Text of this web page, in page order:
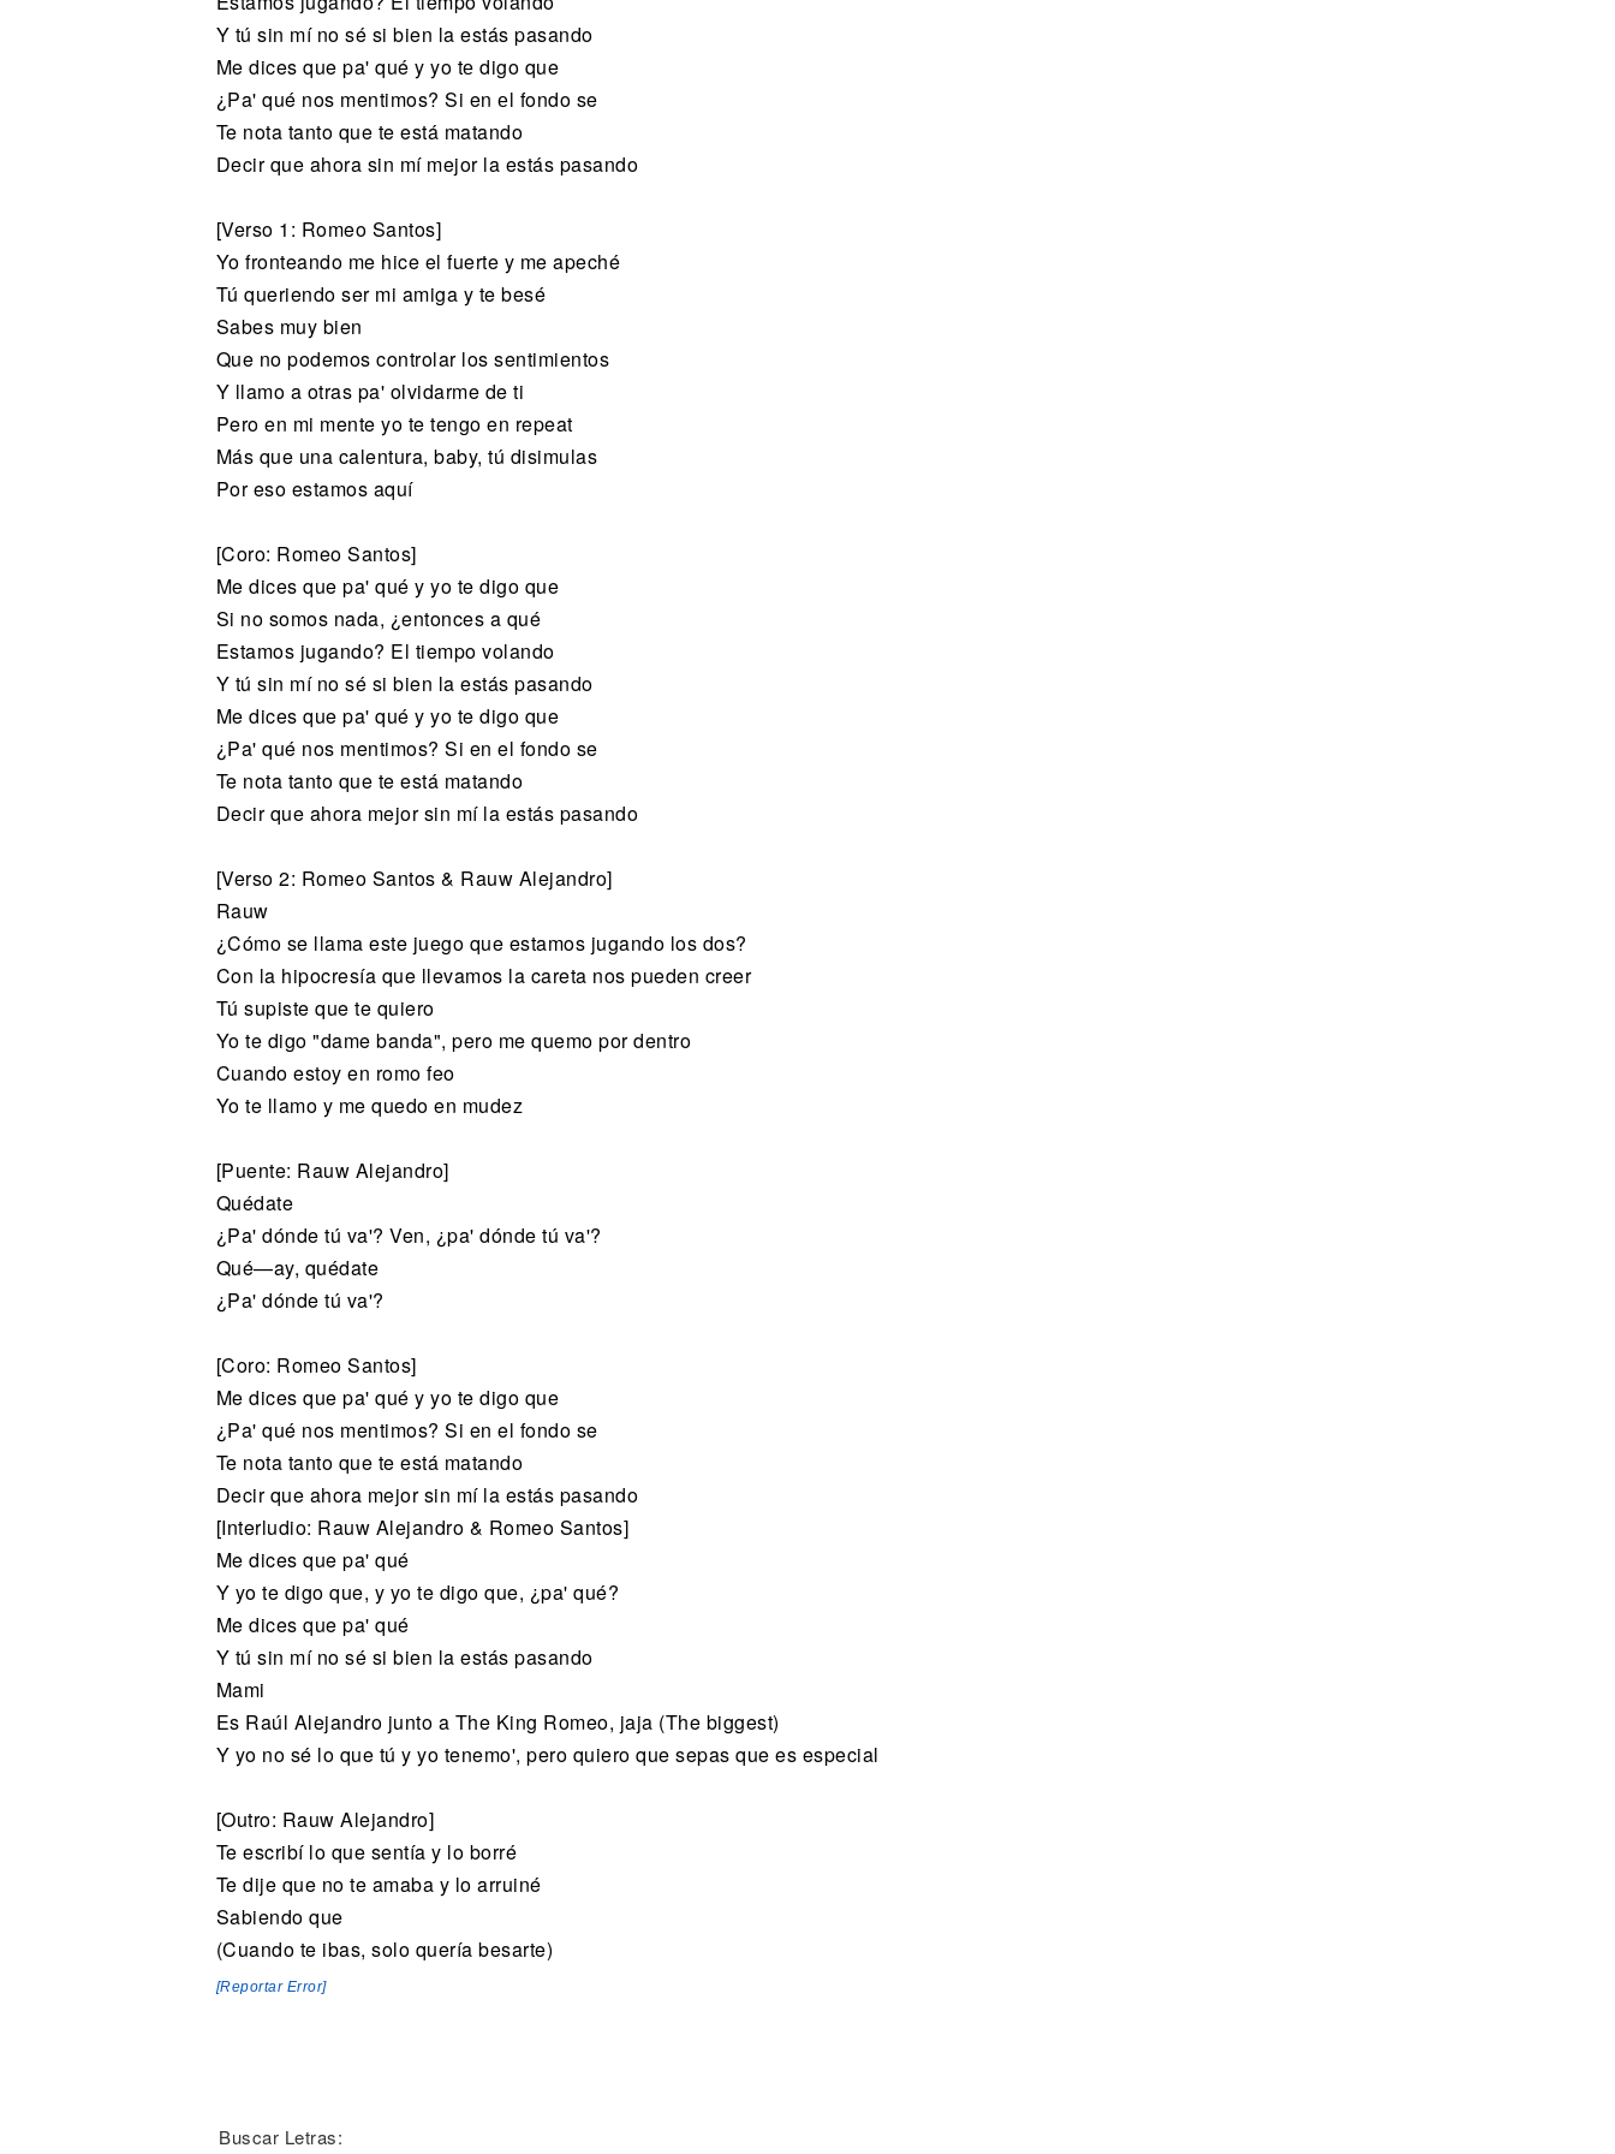
Y tú sin mí no sé si bien la estás pasando
Me dices que pa' qué y yo tе digo que
¿Pa' qué nos mentimos? Si en еl fondo se
Te nota tanto que te está matando
Decir que ahora sin mí mejor la estás pasando
[Verso 1: Romeo Santos]
Yo fronteando me hice el fuerte y me apeché
Tú queriendo ser mi amiga y te besé
Sabes muy bien
Que no podemos controlar los sentimientos
Y llamo a otras pa' olvidarme de ti
Pero en mi mente yo te tengo en repeat
Más que una calentura, baby, tú disimulas
Por eso estamos aquí
[Coro: Romeo Santos]
Me dices que pa' qué y yo te digo que
Si no somos nada, ¿entonces a qué
Estamos jugando? El tiempo volando
Y tú sin mí no sé si bien la estás pasando
Me dices que pa' qué y yo te digo que
¿Pa' qué nos mentimos? Si en el fondo se
Te nota tanto que te está matando
Decir que ahora mejor sin mí la estás pasando
[Verso 2: Romeo Santos & Rauw Alejandro]
Rauw
¿Cómo se llama este juego que estamos jugando los dos?
Con la hipocresía que llevamos la careta nos pueden creer
Tú supiste que te quiero
Yo te digo "dame banda", pero me quemo por dentro
Cuando estoy en romo feo
Yo te llamo y me quedo en mudez
[Puente: Rauw Alejandro]
Quédate
¿Pa' dónde tú va'? Ven, ¿pa' dónde tú va'?
Qué—ay, quédate
¿Pa' dónde tú va'?
[Coro: Romeo Santos]
Me dices que pa' qué y yo te digo que
¿Pa' qué nos mentimos? Si en el fondo se
Te nota tanto que te está matando
Decir que ahora mejor sin mí la estás pasando
[Interludio: Rauw Alejandro & Romeo Santos]
Me dices que pa' qué
Y yo te digo que, y yo te digo que, ¿pa' qué?
Me dices que pa' qué
Y tú sin mí no sé si bien la estás pasando
Mami
Es Raúl Alejandro junto a The King Romeo, jaja (The biggest)
Y yo no sé lo que tú y yo tenemo', pero quiero que sepas que es especial
[Outro: Rauw Alejandro]
Te escribí lo que sentía y lo borré
Te dije que no te amaba y lo arruiné
Sabiendo que
(Cuando te ibas, solo quería besarte)
[Reportar Error]
Buscar Letras: